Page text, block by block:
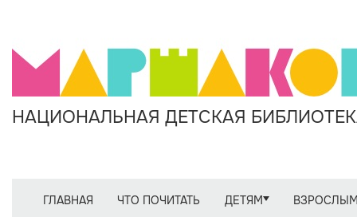
НАЦИОНАЛЬНАЯ ДЕТСКАЯ
ГЛАВНАЯ ЧТО ПОЧИТАТЬ ДЕТЯМ